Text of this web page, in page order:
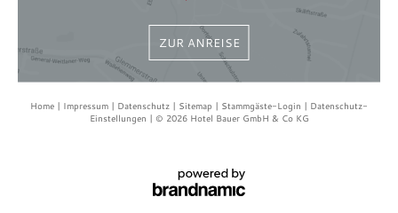
ZUR ANREISE
Home Impressum Datenschutz Sitemap Stammgäste-Login
Datenschutz-
Einstellungen
© 2026 Hotel Bauer GmbH & Co KG